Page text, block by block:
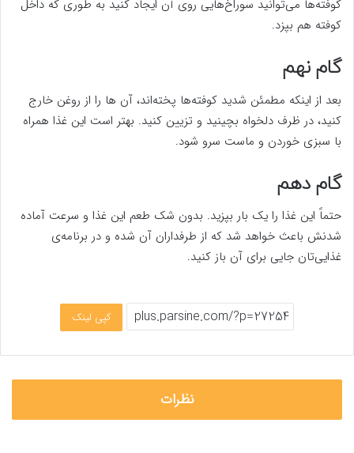
کوفته‌ها می‌توانید سوراخ‌هایی روی آن ایجاد کنید به طوری که داخل
کوفته هم بپزد.
گام نهم
بعد از اینکه مطمئن شدید کوفته‌ها پخته‌اند، آن ها را از روغن خارج
کنید، در ظرف دلخواه بچینید و تزیین کنید. بهتر است این غذا همراه
با سبزی خوردن و ماست سرو شود.
گام دهم
حتماً این غذا را یک بار بپزید. بدون شک طعم این غذا و سرعت آماده
شدنش باعث خواهد شد که از طرفداران آن شده و در برنامه‌ی
غذایی‌تان جایی برای آن باز کنید.
کپی لینک
نظرات